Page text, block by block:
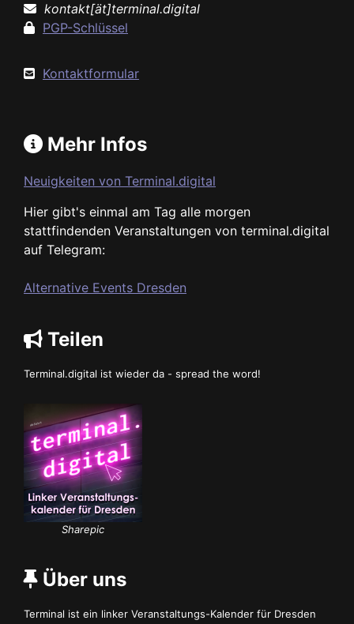
kontakt[ät]terminal.digital
PGP-Schlüssel
Kontaktformular
Mehr Infos
Neuigkeiten von Terminal.digital
Hier gibt's einmal am Tag alle morgen
stattfindenden Veranstaltungen von terminal.digital
auf Telegram:
Alternative Events Dresden
Teilen
Terminal.digital ist wieder da - spread the word!
Sharepic
Über uns
Terminal ist ein linker Veranstaltungs-Kalender für Dresden